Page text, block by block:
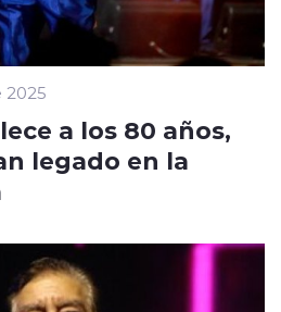
2025
a los 80 años,
legado en la